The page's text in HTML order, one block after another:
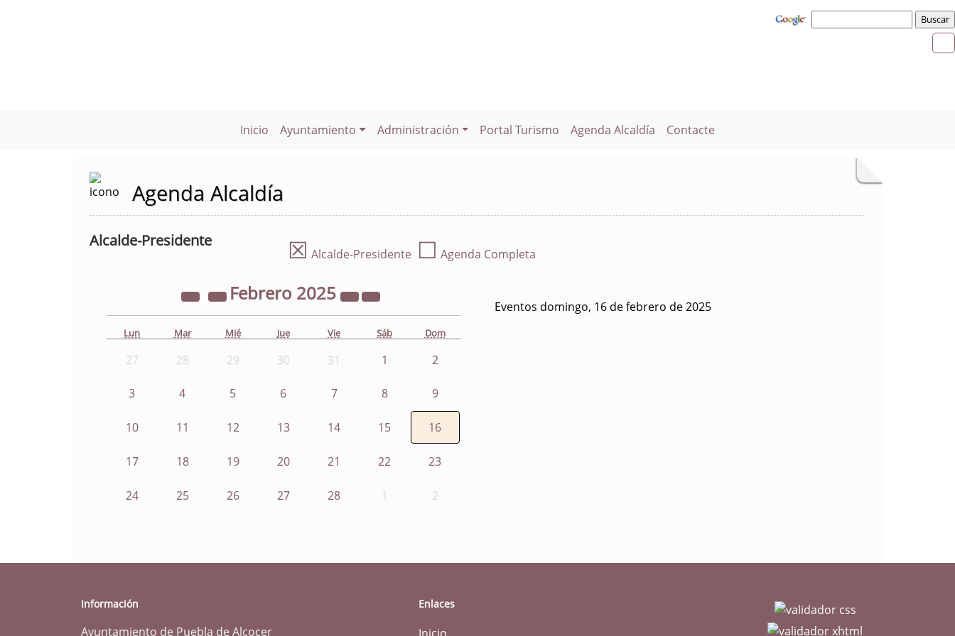
Inicio Ayuntamiento Administración Portal Turismo Agenda Alcaldía Contacte
Agenda Alcaldía
Alcalde-Presidente ☒ Alcalde-Presidente ☐ Agenda Completa
Febrero 2025
Lun Mar Mié Jue Vie Sáb Dom
27 28 29 30 31 1 2
3 4 5 6 7 8 9
10 11 12 13 14 15 16
17 18 19 20 21 22 23
24 25 26 27 28 1 2
Eventos domingo, 16 de febrero de 2025
Información
Ayuntamiento de Puebla de Alcocer
Enlaces